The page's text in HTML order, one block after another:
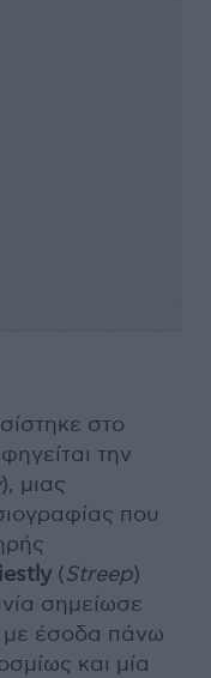
στο
την
), μιας
που
(Streep)
σημείωσε
με έσοδα πάνω
και μία